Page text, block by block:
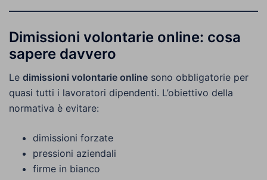
Dimissioni volontarie online: cosa
sapere davvero
Le dimissioni volontarie online sono obbligatorie per
quasi tutti i lavoratori dipendenti. L’obiettivo della
normativa è evitare:
dimissioni forzate
pressioni aziendali
firme in bianco